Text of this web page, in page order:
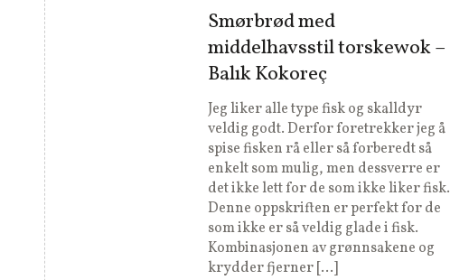
Smørbrød med
middelhavsstil torskewok –
Balık Kokoreç
Jeg liker alle type fisk og skalldyr
veldig godt. Derfor foretrekker jeg å
spise fisken rå eller så forberedt så
enkelt som mulig, men dessverre er
det ikke lett for de som ikke liker fisk.
Denne oppskriften er perfekt for de
som ikke er så veldig glade i fisk.
Kombinasjonen av grønnsakene og
krydder fjerner […]